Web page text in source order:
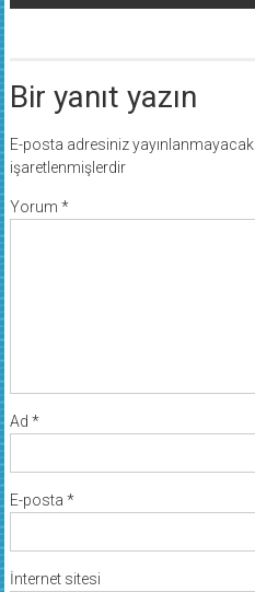
Bir yanıt yazın
E-posta adresiniz yayınlanmayacak.
işaretlenmişlerdir
Yorum *
Ad *
E-posta *
İnternet sitesi